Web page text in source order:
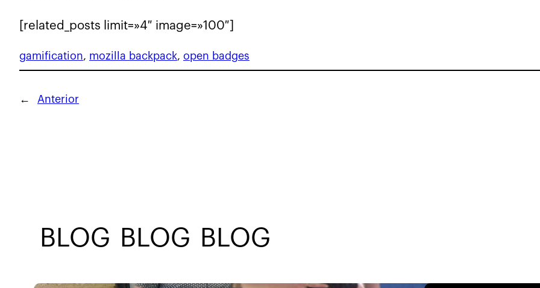
[related_posts limit=»4″ image=»100″]
gamification, mozilla backpack, open badges
← Anterior
BLOG BLOG BLOG BLOG